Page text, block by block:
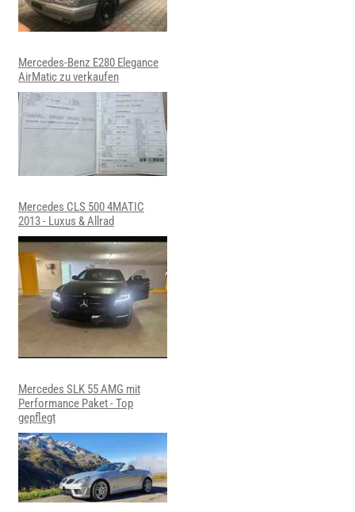
Mercedes-Benz E280 Elegance
AirMatic zu verkaufen
Mercedes CLS 500 4MATIC
2013 - Luxus & Allrad
Mercedes SLK 55 AMG mit
Performance Paket - Top
gepflegt